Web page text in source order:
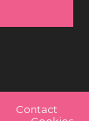
Contact